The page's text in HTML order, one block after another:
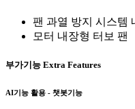
팬 과열 방지 시스템
모터 내장형 터보 팬
부가기능 Extra Features
AI기능 활용 - 챗봇기능